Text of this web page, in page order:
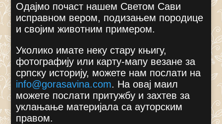
Одајмо почаст нашем Светом Сави
исправном вером, подизањем породице
и својим животним примером.
Уколико имате неку стару књигу,
фотографију или карту-мапу везане за
српску историју, можете нам послати на
info@gorasavina.com. На овај маил
можете послати притужбу и захтев за
уклањање материјала са ауторским
правом.